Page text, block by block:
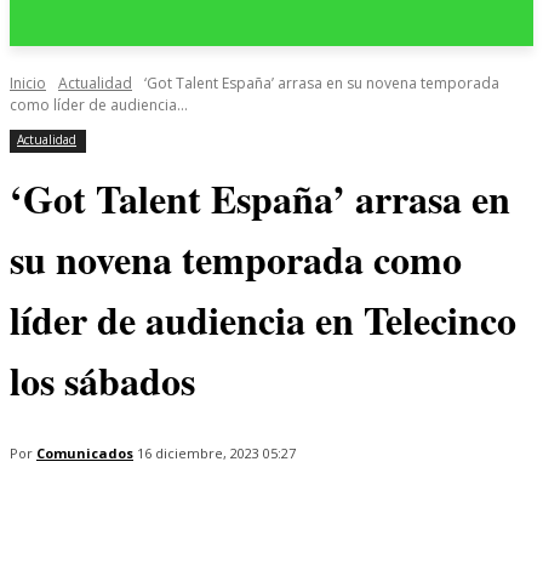
Inicio Actualidad
‘Got Talent España’ arrasa en su novena temporada
como líder de audiencia...
Actualidad
‘Got Talent España’ arrasa en
su novena temporada como
líder de audiencia en Telecinco
los sábados
Por Comunicados 16 diciembre, 2023 05:27